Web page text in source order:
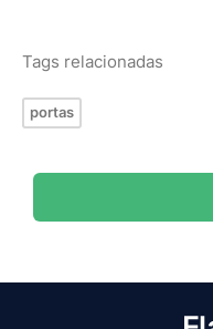
Tags relacionadas
portas